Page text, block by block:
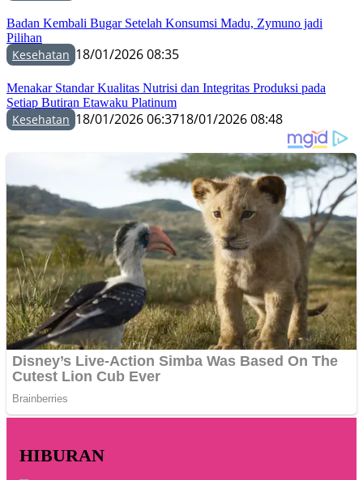
Badan Kembali Bugar Setelah Konsumsi Madu, Zymuno jadi
Pilihan
Kesehatan 18/01/2026 08:35
Menakar Standar Kualitas Nutrisi dan Integritas Produksi pada
Setiap Butiran Etawaku Platinum
Kesehatan 18/01/2026 06:3718/01/2026 08:48
HIBURAN